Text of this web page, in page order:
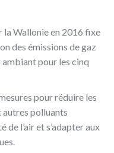
la Wallonie en 2016 fixe
des émissions de gaz
ambiant pour les cinq
pour réduire les
autres polluants
l’air et s’adapter aux